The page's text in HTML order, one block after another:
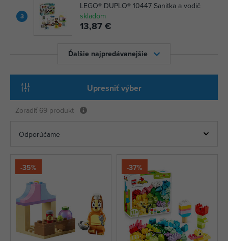
3
LEGO® DUPLO® 10447 Sanitka a vodič
skladom
13,87 €
Ďalšie najpredávanejšie
Upresniť výber
Zoradiť 69 produkt
-35% -37%